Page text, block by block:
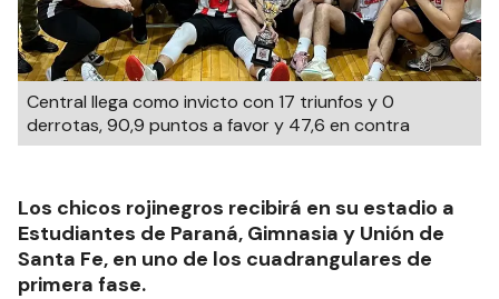
Central llega como invicto con 17 triunfos y 0
derrotas, 90,9 puntos a favor y 47,6 en contra
Los chicos rojinegros recibirá en su estadio a
Estudiantes de Paraná, Gimnasia y Unión de
Santa Fe, en uno de los cuadrangulares de
primera fase.